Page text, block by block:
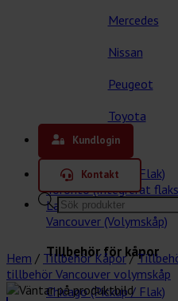
Mercedes
Nissan
Peugeot
Toyota
Våra kåpor
Chicago (Pickup / Flak)
Toronto (Integrerat
Las Vegas (Lättviktskåp)
Vancouver (Volymskåp)
Tillbehör för kåpor
Chicago (Pickup / Flak)
Kundlogin
Kontakt
Products
search
Hem / Tillbehör Kåpor /
tillbehör Vancouver volymskåp